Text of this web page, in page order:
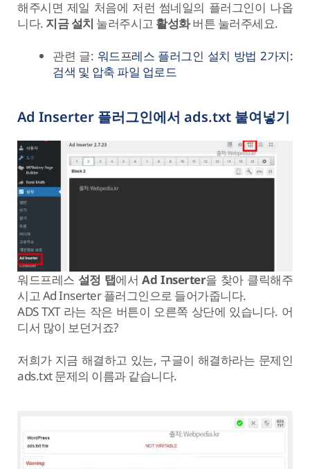
해주시면 제일 처음에 저런 썸네일의 플러그인이 나옵
니다. 지금 설치 눌러주시고 활성화버튼 눌러주세요.
관련 글: 워드프레스 플러그인 설치 방법 2가지:
검색 및 압축 파일 업로드
Ad Inserter 플러그인에서 ads.txt 붙여넣기
워드프레스 설정 탭에서 Ad Inserter을 찾아 클릭해주
시고 Ad Inserter 플러그인으로 들어가줍니다.
ADS TXT 라는 작은 버튼이 오른쪽 상단에 있습니다. 어
디서 많이 보던거죠?
저희가 지금 해결하고 있는, 구글이 해결하라는 문제인
ads.txt 문제의 이름과 같습니다.